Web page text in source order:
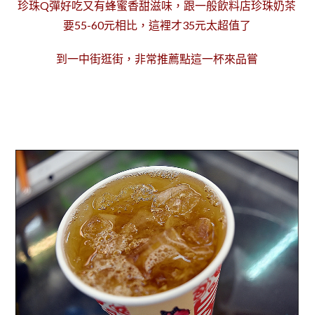
珍珠Q彈好吃又有蜂蜜香甜滋味，跟一般飲料店珍珠奶茶
要55-60元相比， 這裡才35元太超值了
到一中街逛街，非常推薦點這一杯來品嘗